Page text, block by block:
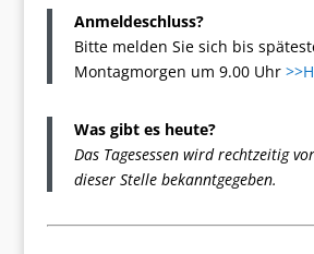
Anmeldeschluss?
Bitte melden Sie sich bis
Montagmorgen um 9.00 Uhr
Was gibt es heute?
Das Tagesessen wird rechtzeitig
dieser Stelle bekanntgegeben.